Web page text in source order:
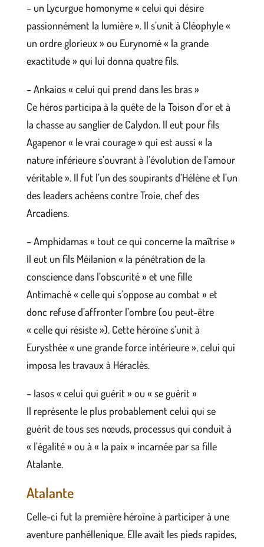
– un Lycurgue homonyme « celui qui désire
passionnément la lumière ». Il s’unit à Cléophyle «
un ordre glorieux » ou Eurynomé « la grande
exactitude » qui lui donna quatre fils.
– Ankaios « celui qui prend dans les bras »
Ce héros participa à la quête de la Toison d’or et à
la chasse au sanglier de Calydon. Il eut pour fils
Agapenor « le vrai courage » qui est aussi « la
nature inférieure s’ouvrant à l’évolution de l’amour
véritable ». Il fut l’un des soupirants d’Hélène et l’un
des leaders achéens contre Troie, chef des
Arcadiens.
– Amphidamas « tout ce qui concerne la maîtrise »
Il eut un fils Méilanion « la pénétration de la
conscience dans l’obscurité » et une fille
Antimaché « celle qui s’oppose au combat » et
donc refuse d’affronter l’ombre (ou peut-être
« celle qui résiste »). Cette héroïne s’unit à
Eurysthée « une grande force intérieure », celui qui
imposa les travaux à Héraclès.
– Iasos « celui qui guérit » ou « se guérit »
Il représente le plus probablement celui qui se
guérit de tous ses nœuds, processus qui conduit à
« l’égalité » ou à « la paix » incarnée par sa fille
Atalante.
Atalante
Celle-ci fut la première héroïne à participer à une
aventure panhéllenique. Elle avait les pieds rapides,